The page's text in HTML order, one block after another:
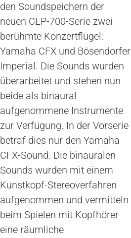
den Soundspeichern der
neuen CLP-700-Serie zwei
berühmte Konzertflügel:
Yamaha CFX und Bösendorfer
Imperial. Die Sounds wurden
überarbeitet und stehen nun
beide als binaural
aufgenommene Instrumente
zur Verfügung. In der Vorserie
betraf dies nur den Yamaha
CFX-Sound. Die binauralen
Sounds wurden mit einem
Kunstkopf-Stereoverfahren
aufgenommen und vermitteln
beim Spielen mit Kopfhörer
eine räumliche